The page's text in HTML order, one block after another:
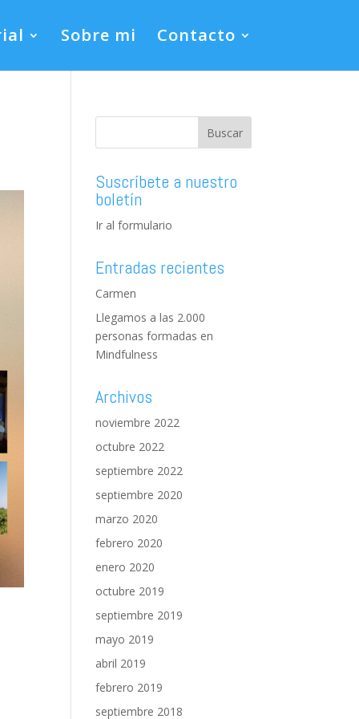
Sobre mi Contacto
Suscríbete a nuestro
boletín
Ir al formulario
Entradas recientes
Carmen
Llegamos a las 2.000
personas formadas en
Mindfulness
Archivos
noviembre 2022
octubre 2022
septiembre 2022
septiembre 2020
marzo 2020
febrero 2020
enero 2020
octubre 2019
septiembre 2019
mayo 2019
abril 2019
febrero 2019
septiembre 2018